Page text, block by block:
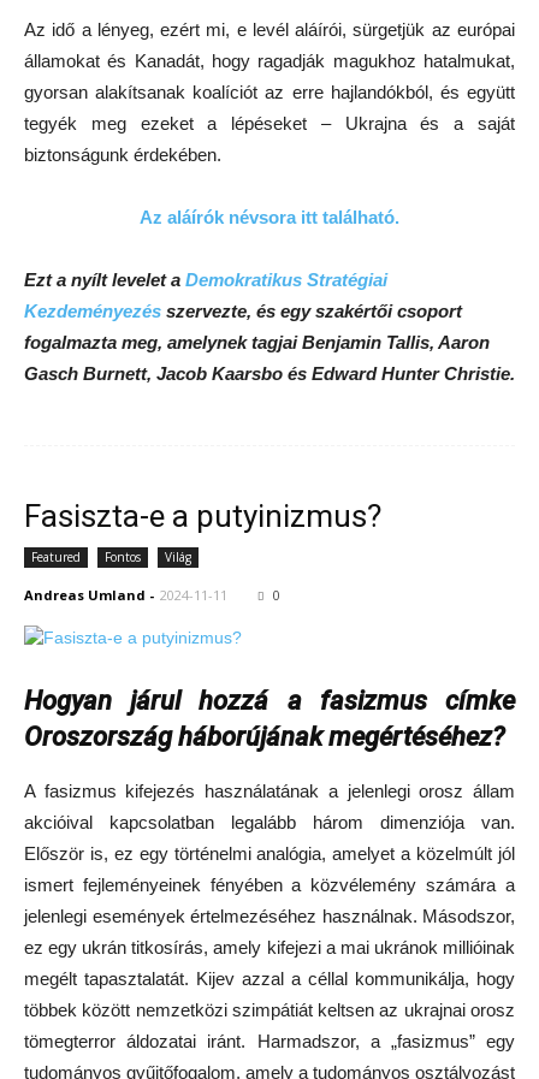
Az idő a lényeg, ezért mi, e levél aláírói, sürgetjük az európai
államokat és Kanadát, hogy ragadják magukhoz hatalmukat,
gyorsan alakítsanak koalíciót az erre hajlandókból, és együtt
tegyék meg ezeket a lépéseket – Ukrajna és a saját
biztonságunk érdekében.
Az aláírók névsora itt található.
Ezt a nyílt levelet a Demokratikus Stratégiai
Kezdeményezés szervezte, és egy szakértői csoport
fogalmazta meg, amelynek tagjai Benjamin Tallis, Aaron
Gasch Burnett, Jacob Kaarsbo és Edward Hunter Christie.
Fasiszta-e a putyinizmus?
Featured Fontos Világ
Andreas Umland - 2024-11-11 0
Hogyan járul hozzá a fasizmus címke
Oroszország háborújának megértéséhez?
A fasizmus kifejezés használatának a jelenlegi orosz állam
akcióival kapcsolatban legalább három dimenziója van.
Először is, ez egy történelmi analógia, amelyet a közelmúlt jól
ismert fejleményeinek fényében a közvélemény számára a
jelenlegi események értelmezéséhez használnak. Másodszor,
ez egy ukrán titkosírás, amely kifejezi a mai ukránok millióinak
megélt tapasztalatát. Kijev azzal a céllal kommunikálja, hogy
többek között nemzetközi szimpátiát keltsen az ukrajnai orosz
tömegterror áldozatai iránt. Harmadszor, a „fasizmus” egy
tudományos gyűjtőfogalom, amely a tudományos osztályozást